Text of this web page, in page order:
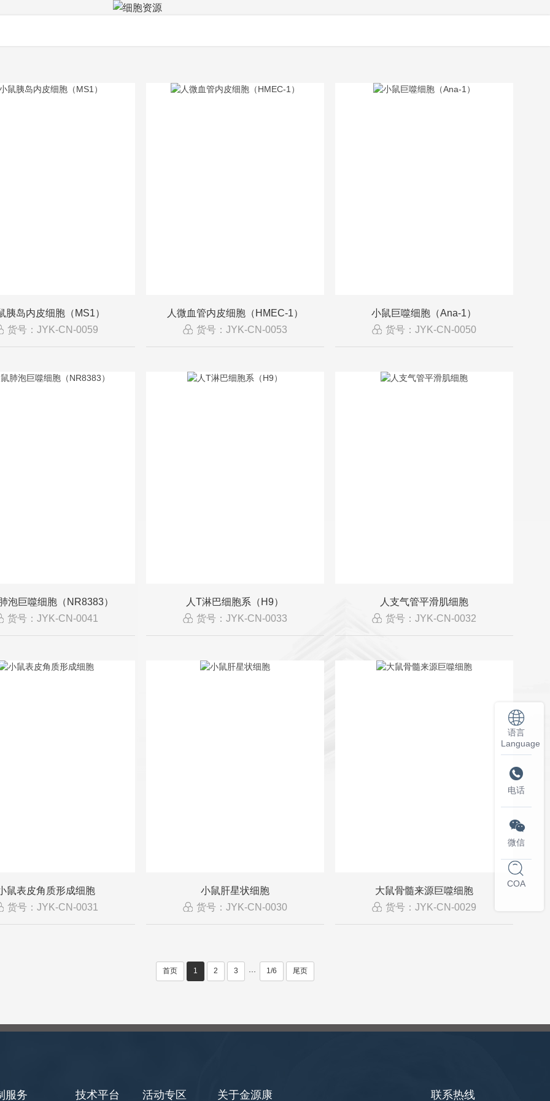
胰岛内皮细胞（MS1）
货号：JYK-CN-0059
人微血管内皮细胞（HMEC-1）
货号：JYK-CN-0053
小鼠巨噬细胞（Ana-1）
货号：JYK-CN-0050
泡巨噬细胞（NR8383）
货号：JYK-CN-0041
人T淋巴细胞系（H9）
货号：JYK-CN-0033
人支气管平滑肌细胞
货号：JYK-CN-0032
鼠表皮角质形成细胞
货号：JYK-CN-0031
小鼠肝星状细胞
货号：JYK-CN-0030
大鼠骨髓来源巨噬细胞
货号：JYK-CN-0029
首页 1 2 3 ··· 1/6 尾页
服务 技术平台 活动专区 关于金源康 联系热线
语言
Language

电话

微信
COA